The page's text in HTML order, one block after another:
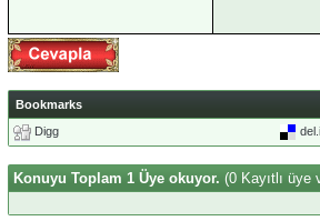
Bookmarks
Digg
Konuyu Toplam 1 Üye okuyor. (0 Kayıtlı üye